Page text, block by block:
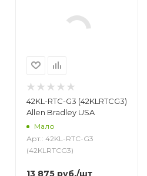
42KL-RTC-G3 (42KLRTCG3)
Allen Bradley USA
Мало
Арт.: 42KL-RTC-G3
(42KLRTCG3)
13 875 руб./шт